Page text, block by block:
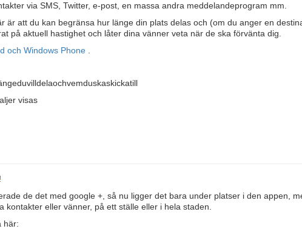
via SMS, Twitter, e-post, en massa andra meddelandeprogram mm.
är att du kan begränsa hur länge din plats delas och (om du anger en
på aktuell hastighet och låter dina vänner veta när de ska förvänta dig.
och Windows Phone
visas
!
de det med google +, så nu ligger det bara under platser i den appen,
kontakter eller vänner, på ett ställe eller i hela staden.
här: